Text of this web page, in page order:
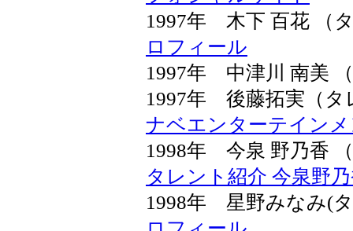
1997年 木下 百花
ロフィール
1997年 中津川 南美
1997年 後藤拓実
ナベエンターテイン
1998年 今泉 野乃
タレント紹介 今泉野
1998年 星野みな